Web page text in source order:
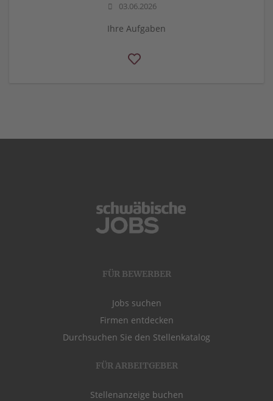
03.06.2026
Ihre Aufgaben
FÜR BEWERBER
Jobs suchen
Firmen entdecken
Durchsuchen Sie den Stellenkatalog
FÜR ARBEITGEBER
Stellenanzeige buchen